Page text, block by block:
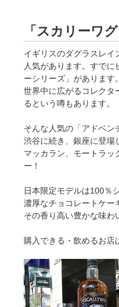
「スカリーワ
イギリスのダグラスレイ
人気があります。すで
ーシリーズ」があります。
世界中に広がるコレクタ
るという噂もあります。
そんな人気の「アドベン
渋谷に続き、銀座に登場
マッカラン、モートラッ
ー！
日本限定モデルは100％
濃厚なチョコレートケー
その香り高い豊かな味わ
購入できる・飲めるお店